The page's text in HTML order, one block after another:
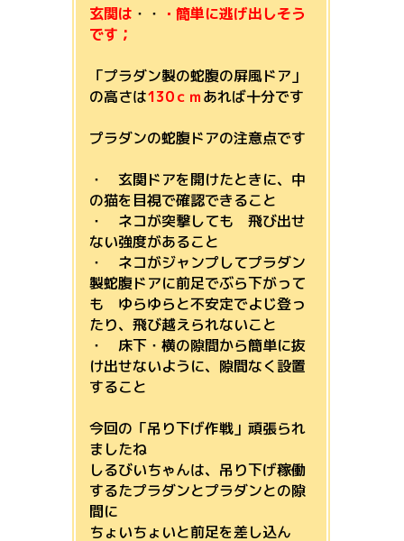
玄関は ・・ ・簡単に逃げ出しそう
です；
「プラダン製の蛇腹の屏風ドア」
の高さは130ｃｍあれば十分です
プラダンの蛇腹ドアの注意点です
・ 玄関ドアを開けたときに、中
の猫を目視で確認できること
・ ネコが突撃しても 飛び出せ
ない強度があること
・ ネコがジャンプしてプラダン
製蛇腹ドアに前足でぶら下がって
も ゆらゆらと不安定でよじ登っ
たり、飛び越えられないこと
・ 床下・横の隙間から簡単に抜
け出せないように、隙間なく設置
すること
今回の「吊り下げ作戦」頑張られ
ましたね
しるびいちゃんは、吊り下げ稼働
するたプラダンとプラダンとの隙
間に
ちょいちょいと前足を差し込ん